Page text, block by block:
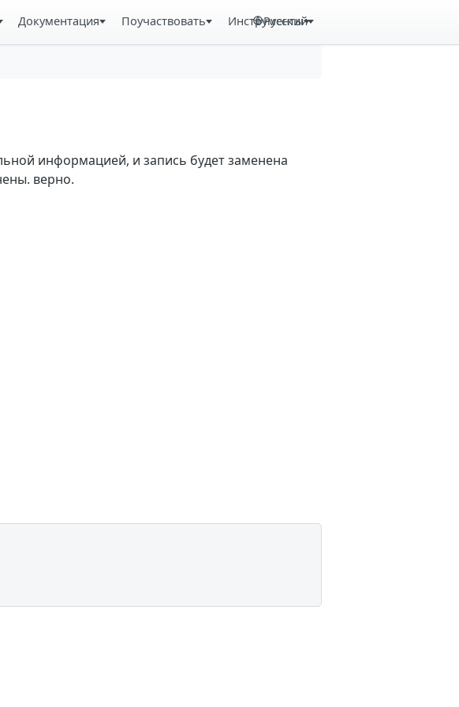
Документация Поучаствовать Инструменты
Русский
информацией, и запись будет заменена
верно.